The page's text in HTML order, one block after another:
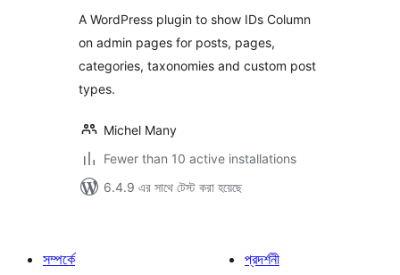
A WordPress plugin to show IDs Column
on admin pages for posts, pages,
categories, taxonomies and custom post
types.
Michel Many
Fewer than 10 active installations
6.4.9 এর সাথে টেস্ট করা হয়েছে
সম্পর্কে
প্রদর্শনী